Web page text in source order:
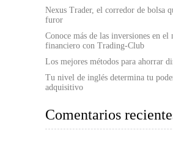
Nexus Trader, el corredor de bolsa
furor
Conoce más de las inversiones en el
financiero con Trading-Club
Los mejores métodos para ahorrar
Tu nivel de inglés determina tu
adquisitivo
Comentarios